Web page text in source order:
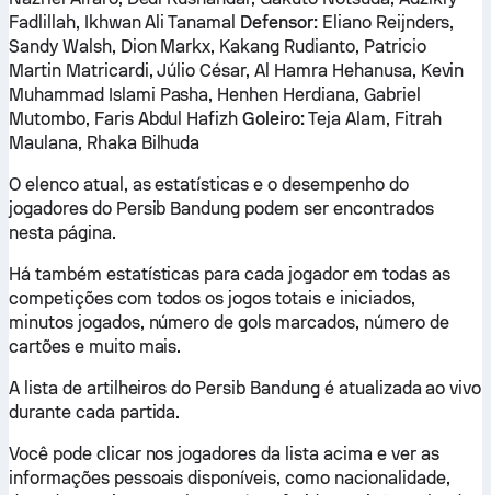
Fadlillah, Ikhwan Ali Tanamal Defensor:Eliano Reijnders,
Sandy Walsh, Dion Markx, Kakang Rudianto, Patricio
Martin Matricardi, Júlio César, Al Hamra Hehanusa, Kevin
Muhammad Islami Pasha, Henhen Herdiana, Gabriel
Mutombo, Faris Abdul HafizhGoleiro:Teja Alam, Fitrah
Maulana, Rhaka Bilhuda
O elenco atual, as estatísticas e o desempenho do
jogadores do Persib Bandung podem ser encontrados
nesta página.
Há também estatísticas para cada jogador em todas as
competições com todos os jogos totais e iniciados,
minutos jogados, número de gols marcados, número de
cartões e muito mais.
A lista de artilheiros do Persib Bandung é atualizada ao vivo
durante cada partida.
Você pode clicar nos jogadores da lista acima e ver as
informações pessoais disponíveis, como nacionalidade,